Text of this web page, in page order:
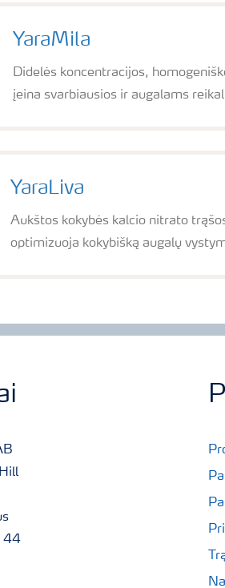
YaraMila
Didelės koncentracijos,
įeina svarbiausios ir augalams
YaraLiva
Aukštos kokybės kalcio nitrato
optimizuoja kokybišką augalų
44